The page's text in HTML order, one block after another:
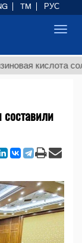
TM РУС